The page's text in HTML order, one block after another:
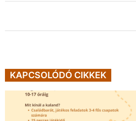
KAPCSOLÓDÓ CIKKEK